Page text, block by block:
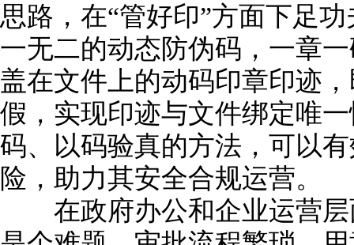
思路，在“管好印”方面下足
一无二的动态防伪码，一章
盖在文件上的动码印章印迹
假，实现印迹与文件绑定唯
码、以码验真的方法，可以
险，助力其安全合规运营。
在政府办公和企业运营层